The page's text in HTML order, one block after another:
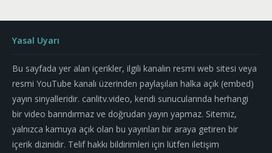
Yasal Uyarı
Bu sayfada yer alan içerikler, ilgili kanalın resmi web sitesi veya
resmi YouTube kanalı üzerinden paylaşılan halka açık (embed)
yayın sinyalleridir. canlitv.video, kendi sunucularında herhangi
bir video barındırmaz ve doğrudan yayın yapmaz. Sitemiz,
yalnızca kamuya açık olan bu yayınları bir araya getiren bir
içerik dizinidir. Telif hakkı bildirimleri için lütfen iletişim